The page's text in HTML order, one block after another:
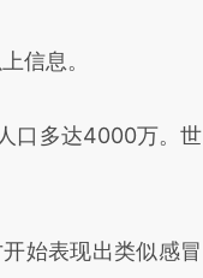
信息。
口多达4000万。世
始表现出类似感冒